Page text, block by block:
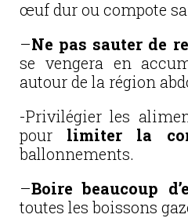
œuf dur ou compote
–Ne pas sauter de
se vengera en
autour de la région
-Privilégier les
pour limiter la
ballonnements.
–Boire beaucoup
toutes les boissons